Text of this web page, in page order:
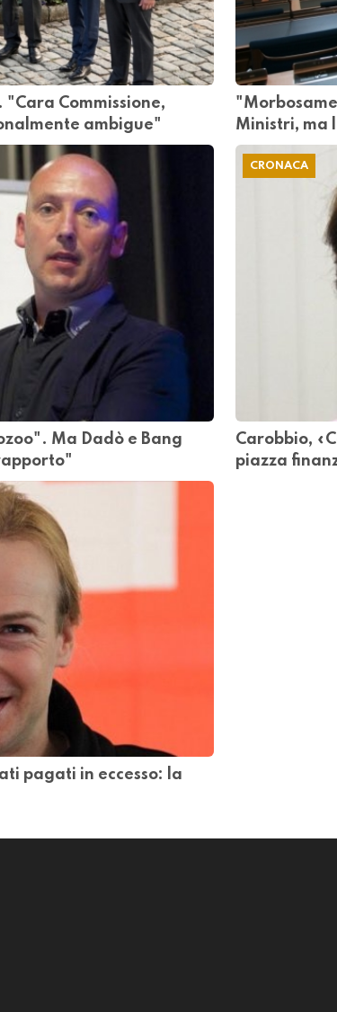
"Cara Commissione,
ambigue"
Ministri, ma
Ma Dadò e Bang
CRONACA
Carobbio,
piazza
pagati in eccesso: la